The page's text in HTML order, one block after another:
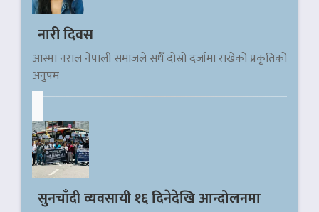
नारी दिवस
आस्मा नराल नेपाली समाजले सधैँ दोस्रो दर्जामा राखेको प्रकृतिको
अनुपम
सुनचाँदी व्यवसायी १६ दिनेदेखि आन्दोलनमा